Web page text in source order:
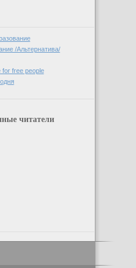
/Альтернатива/
for free people
читатели